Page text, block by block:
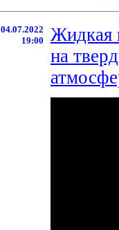
04.07.2022
19:00
Жидкая
на